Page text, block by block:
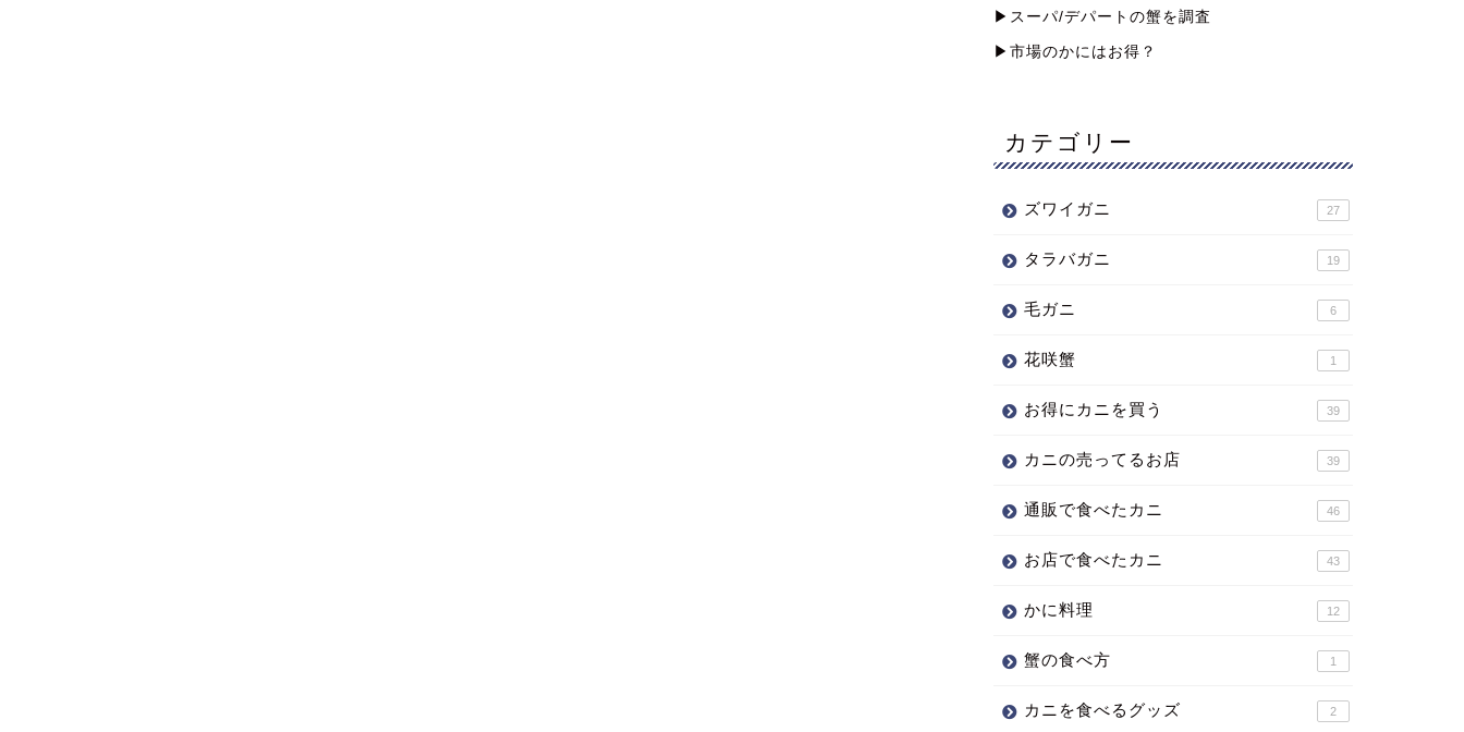
▶︎スーパ/デパートの蟹を調査
▶︎市場のかにはお得？
カテゴリー
ズワイガニ 27
タラバガニ 19
毛ガニ 6
花咲蟹 1
お得にカニを買う 39
カニの売ってるお店 39
通販で食べたカニ 46
お店で食べたカニ 43
かに料理 12
蟹の食べ方 1
カニを食べるグッズ 2